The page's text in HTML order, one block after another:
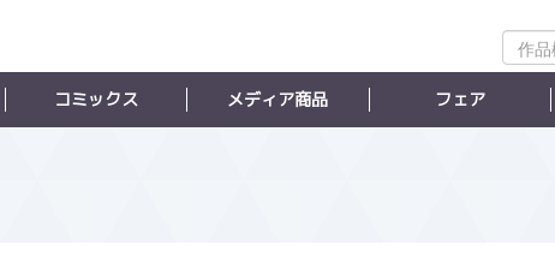
作
品
コミックス メディア商品 フェア